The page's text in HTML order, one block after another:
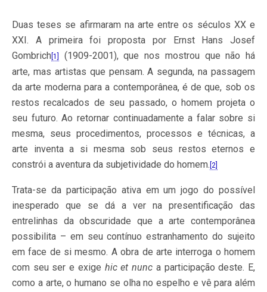
Duas teses se afirmaram na arte entre os séculos XX e
XXI. A primeira foi proposta por Ernst Hans Josef
Gombrich [1]
(1909-2001), que nos mostrou que não há
arte, mas artistas que pensam. A segunda, na passagem
da arte moderna para a contemporânea, é de que, sob os
restos recalcados de seu passado, o homem projeta o
seu futuro. Ao retornar continuadamente a falar sobre si
mesma, seus procedimentos, processos e técnicas, a
arte inventa a si mesma sob seus restos eternos e
constrói a aventura da subjetividade do homem. [2]
Trata-se da participação ativa em um jogo do possível
inesperado que se dá a ver na presentificação das
entrelinhas da obscuridade que a arte contemporânea
possibilita – em seu contínuo estranhamento do sujeito
em face de si mesmo. A obra de arte interroga o homem
com seu ser e exige hic et nunc a participação deste. E,
como a arte, o humano se olha no espelho e vê para além